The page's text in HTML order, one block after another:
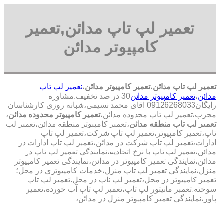
تعمیر لپ تاپ مدائن,تعمیر
کامپیوتر مدائن
تعمیر لپ تاپ مدائن،تعمیر کامپیوتر مدائن،تعمیر لپ تاپ
مدائن،تعمیر کامپیوتر مدائن
30 در صد تخفیف.مشاوره
رایگان09126268033 آقای محمد نسیمی،شبانه روزی کارشناسان
مجرب،تعمیر لپ تاپ محدوده مدائن،تعمیر کامپیوتر محدوده مدائن،
تعمیر لپ تاپ منطقه مدائن،تعمیر کامپیوتر منطقه مدائن،تعمیر لپ
تاپ،تعمیر کامپیوتر،تعمیر لپ تاپ شرکت،تعمیر لپ تاپ
ادارات،تعمیر لپ تاپ شرکت در مدائن،تعمیر لپ تاپ ادارات در
مدائن،تعمیر لپ تاپ با نرخ اتحادیه،نمایندگی تعمیر لپ تاپ در
مدائن،نمایندگی تعمیر کامپیوتر در مدائن،نمایندگی تعمیر کامپیوتر
منزل،نمایندگی تعمیر لپ تاپ منزل،خدمات کامپیوتری در محل؛
تعمیر کامپیوتر در محل،تعمیر لپ تاپ در محل.تعمیر لپ تاپ
سوخته،تعمبر مانیتور لپ تاپ،تعمیر لپ تاپ آب خورده،تعمیر
پاور،نمایندگی تعمیر کامپیوتر منزل در مدائن،